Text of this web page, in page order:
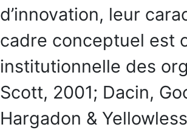
d’innovation, leur
cadre conceptuel est
institutionnelle des
Scott, 2001; Dacin,
Hargadon &